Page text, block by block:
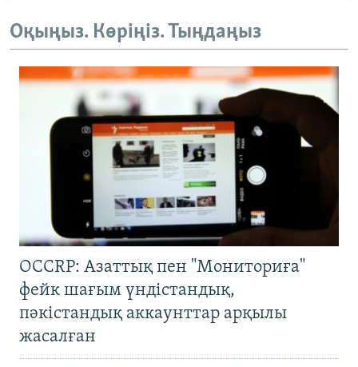
Оқыңыз. Көріңіз. Тыңдаңыз
OCCRP: Азаттық пен "Мониториға"
фейк шағым үндістандық,
пәкістандық аккаунттар арқылы
жасалған